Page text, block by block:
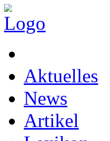
Aktuelles
News
Artikel